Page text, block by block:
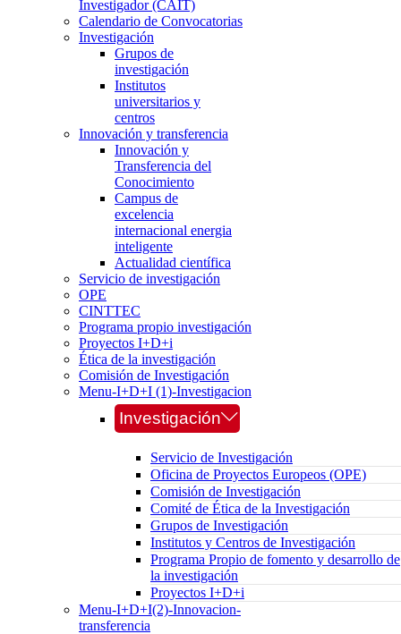
Investigador (CAIT)
Calendario de Convocatorias
Investigación
Grupos de
investigación
Institutos
universitarios y
centros
Innovación y transferencia
Innovación y
Transferencia del
Conocimiento
Campus de
excelencia
internacional energia
inteligente
Actualidad científica
Servicio de investigación
OPE
CINTTEC
Programa propio investigación
Proyectos I+D+i
Ética de la investigación
Comisión de Investigación
Menu-I+D+I (1)-Investigacion
Investigación
Servicio de Investigación
Oficina de Proyectos Europeos (OPE)
Comisión de Investigación
Comité de Ética de la Investigación
Grupos de Investigación
Institutos y Centros de Investigación
Programa Propio de fomento y desarrollo de
la investigación
Proyectos I+D+i
Menu-I+D+I(2)-Innovacion-
transferencia